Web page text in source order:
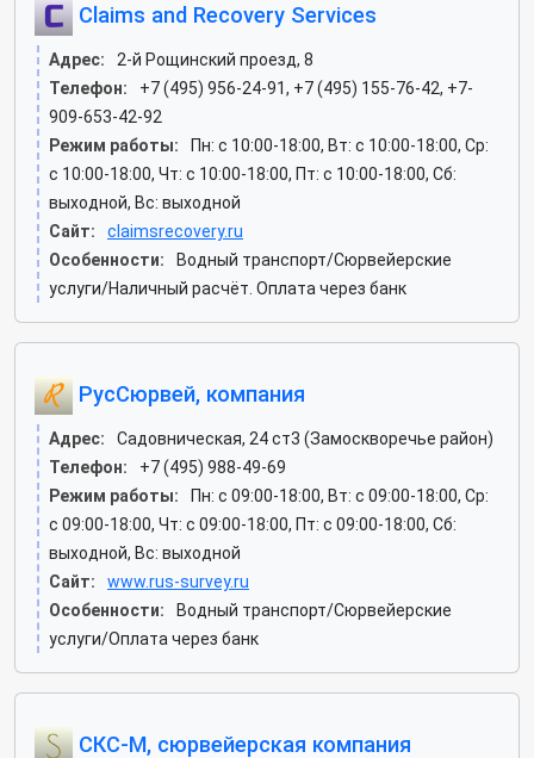
Claims and Recovery Services
Адрес:
2-й Рощинский проезд, 8
Телефон:
+7 (495) 956-24-91, +7 (495) 155-76-42, +7-
909-653-42-92
Режим работы:
Пн: c 10:00-18:00, Вт: c 10:00-18:00, Ср:
c 10:00-18:00, Чт: c 10:00-18:00, Пт: c 10:00-18:00, Сб:
выходной, Вс: выходной
Сайт:
claimsrecovery.ru
Особенности:
Водный транспорт/Сюрвейерские
услуги/Наличный расчёт. Оплата через банк
РусСюрвей, компания
Адрес:
Садовническая, 24 ст3 (Замоскворечье район)
Телефон:
+7 (495) 988-49-69
Режим работы:
Пн: c 09:00-18:00, Вт: c 09:00-18:00, Ср:
c 09:00-18:00, Чт: c 09:00-18:00, Пт: c 09:00-18:00, Сб:
выходной, Вс: выходной
Сайт:
www.rus-survey.ru
Особенности:
Водный транспорт/Сюрвейерские
услуги/Оплата через банк
СКС-М, сюрвейерская компания